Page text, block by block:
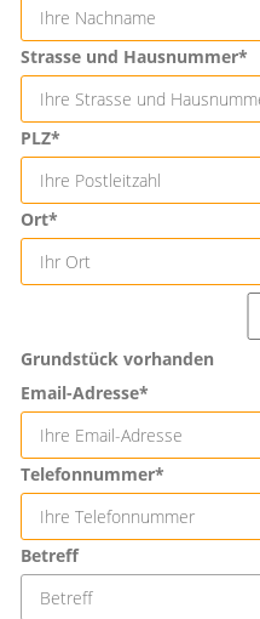
Strasse und Hausnummer*
PLZ*
Ort*
Grundstück vorhanden
Email-Adresse*
Telefonnummer*
Betreff